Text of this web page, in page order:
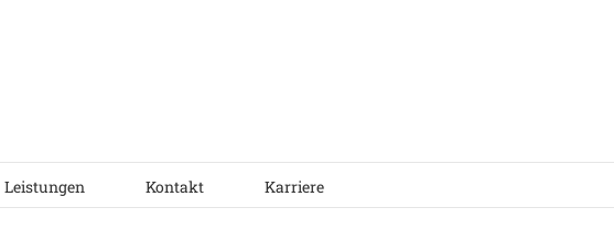
Leistungen Kontakt Karriere